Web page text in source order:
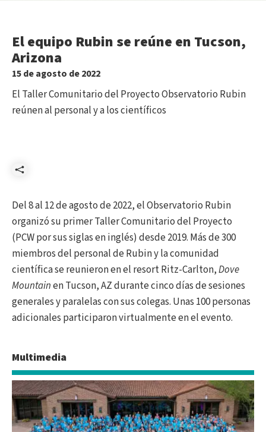
El equipo Rubin se reúne en Tucson,
Arizona
15 de agosto de 2022
El Taller Comunitario del Proyecto Observatorio Rubin
reúnen al personal y a los científicos
Compartir
Del 8 al 12 de agosto de 2022, el Observatorio Rubin
organizó su primer Taller Comunitario del Proyecto
(PCW por sus siglas en inglés) desde 2019. Más de 300
miembros del personal de Rubin y la comunidad
científica se reunieron en el resort Ritz-Carlton,Dove
Mountainen Tucson, AZ durante cinco días de sesiones
generales y paralelas con sus colegas. Unas 100 personas
adicionales participaron virtualmente en el evento.
Multimedia